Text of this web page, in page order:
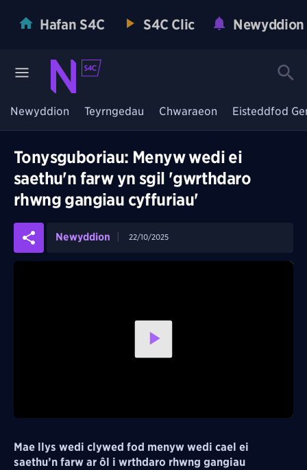
Hafan S4C S4C Clic Newyddion
Newyddion Teyrngedau Chwaraeon Eisteddfod
Tonysguboriau: Menyw wedi ei
saethu'n farw yn sgil 'gwrthdaro
rhwng gangiau cyffuriau'
Newyddion 22/10/2025
Play
Mae llys wedi clywed fod menyw wedi cael ei
saethu’n farw ar ôl i wrthdaro rhwng gangiau